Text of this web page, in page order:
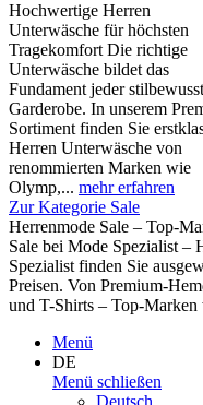
Hochwertige Herren
Unterwäsche für höchsten
Tragekomfort Die richtige
Unterwäsche bildet das
Fundament jeder
Garderobe. In unserem
Sortiment finden Sie
Herren Unterwäsche von
renommierten Marken wie
Olymp,... mehr erfahren
Zur Kategorie Sale
Herrenmode Sale – Top-
Sale bei Mode Spezialist –
Spezialist finden Sie
Preisen. Von Premium-
und T-Shirts – Top-
Menü
DE
Menü schließen
Deutsch